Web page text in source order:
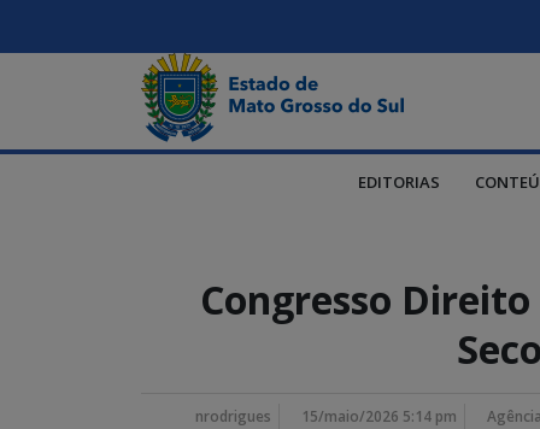
EDITORIAS
Congresso
nrodrigues 15/maio/2026 5:14 pm